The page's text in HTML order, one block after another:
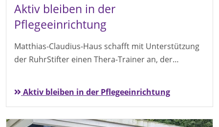
Aktiv bleiben in der
Pflegeeinrichtung
Matthias-Claudius-Haus schafft mit Unterstützung
der RuhrStifter einen Thera-Trainer an, der…
Aktiv bleiben in der Pflegeeinrichtung